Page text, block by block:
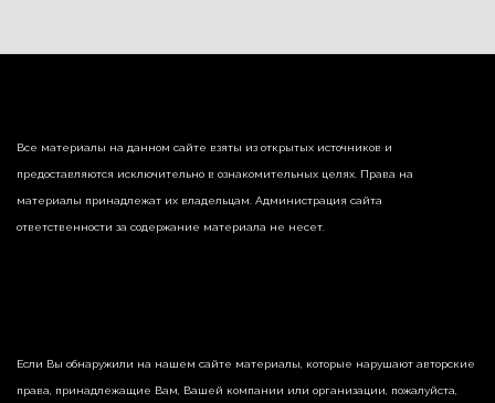
Все материалы на данном сайте взяты из открытых источников и
предоставляются исключительно в ознакомительных целях. Права на
материалы принадлежат их владельцам. Администрация сайта
ответственности за содержание материала не несет.
Если Вы обнаружили на нашем сайте материалы, которые нарушают авторские
права, принадлежащие Вам, Вашей компании или организации, пожалуйста,